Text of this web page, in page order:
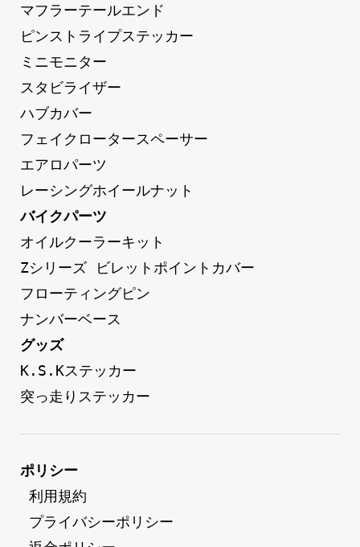
マフラーテールエンド
ピンストライプステッカー
ミニモニター
スタビライザー
ハブカバー
フェイクロータースペーサー
エアロパーツ
レーシングホイールナット
バイクパーツ
オイルクーラーキット
Zシリーズ ビレットポイントカバー
フローティングピン
ナンバーベース
グッズ
K.S.Kステッカー
突っ走りステッカー
ポリシー
利用規約
プライバシーポリシー